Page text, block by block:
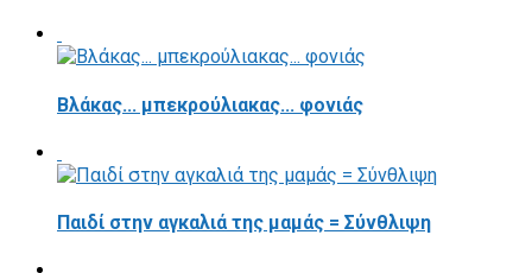
Βλάκας... μπεκρούλιακας... φονιάς
Παιδί στην αγκαλιά της μαμάς = Σύνθλιψη